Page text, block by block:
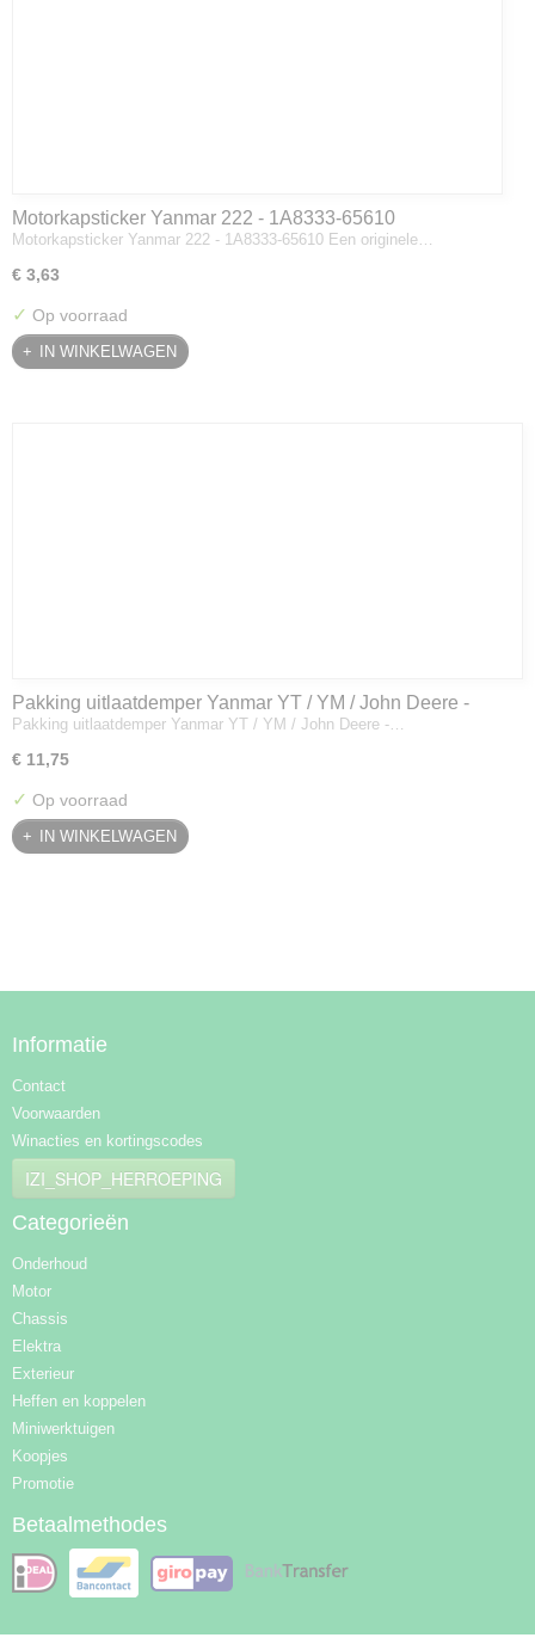
Motorkapsticker Yanmar 222 - 1A8333-65610
Motorkapsticker Yanmar 222 - 1A8333-65610 Een originele…
€ 3,63
✓ Op voorraad
IN WINKELWAGEN
Pakking uitlaatdemper Yanmar YT / YM / John Deere -
128300-13230
Pakking uitlaatdemper Yanmar YT / YM / John Deere -…
€ 11,75
✓ Op voorraad
IN WINKELWAGEN
Informatie
Contact
Voorwaarden
Winacties en kortingscodes
IZI_SHOP_HERROEPING
Categorieën
Onderhoud
Motor
Chassis
Elektra
Exterieur
Heffen en koppelen
Miniwerktuigen
Koopjes
Promotie
Betaalmethodes